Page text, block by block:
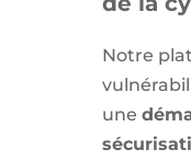
Notre
une